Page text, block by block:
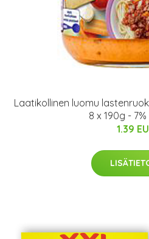
Laatikollinen luomu
8 x 190g -
1.39